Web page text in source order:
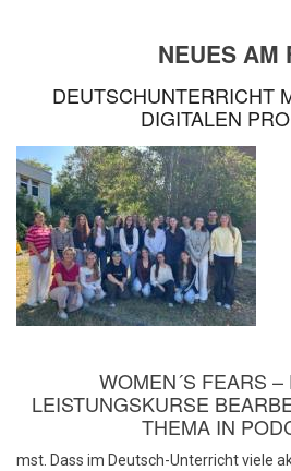
NEUES AM
DEUTSCHUNTERRICHT
DIGITALEN
WOMEN´S FEARS
LEISTUNGSKURSE
THEMA IN
mst. Dass im Deutsch-Unterricht viele